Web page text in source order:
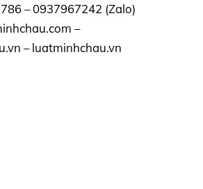
– 0937967242 (Zalo)
–
– luatminhchau.vn